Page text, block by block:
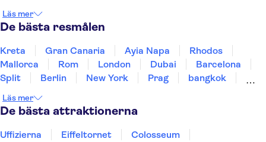
Sverige
Thailand
Läs mer
De bästa resmålen
Kreta Gran Canaria Ayia Napa
Rhodos
Mallorca
Rom London Dubai
Barcelona
Split
Berlin New York Prag
bangkok
Uppsala
Helsingborg
Läs mer
De bästa attraktionerna
Uffizierna Eiffeltornet
Colosseum